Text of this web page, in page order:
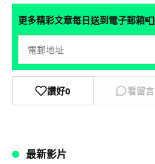
更多精彩文章每日送到電子郵箱📮
讚好0 看留言
最新影片